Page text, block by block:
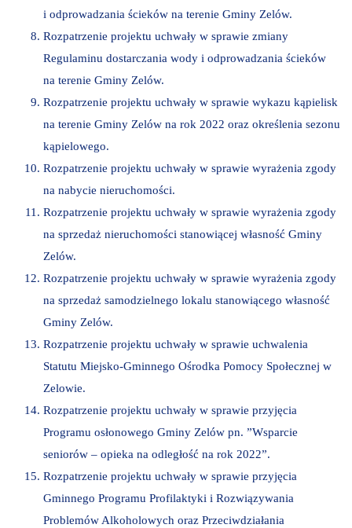
i odprowadzania ścieków na terenie Gminy Zelów.
Rozpatrzenie projektu uchwały w sprawie zmiany
Regulaminu dostarczania wody i odprowadzania ścieków
na terenie Gminy Zelów.
Rozpatrzenie projektu uchwały w sprawie wykazu kąpielisk
na terenie Gminy Zelów na rok 2022 oraz określenia sezonu
kąpielowego.
Rozpatrzenie projektu uchwały w sprawie wyrażenia zgody
na nabycie nieruchomości.
Rozpatrzenie projektu uchwały w sprawie wyrażenia zgody
na sprzedaż nieruchomości stanowiącej własność Gminy
Zelów.
Rozpatrzenie projektu uchwały w sprawie wyrażenia zgody
na sprzedaż samodzielnego lokalu stanowiącego własność
Gminy Zelów.
Rozpatrzenie projektu uchwały w sprawie uchwalenia
Statutu Miejsko-Gminnego Ośrodka Pomocy Społecznej w
Zelowie.
Rozpatrzenie projektu uchwały w sprawie przyjęcia
Programu osłonowego Gminy Zelów pn. ”Wsparcie
seniorów – opieka na odległość na rok 2022”.
Rozpatrzenie projektu uchwały w sprawie przyjęcia
Gminnego Programu Profilaktyki i Rozwiązywania
Problemów Alkoholowych oraz Przeciwdziałania